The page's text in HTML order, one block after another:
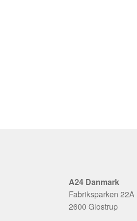
A24 Danmark
Fabriksparken 22A
2600 Glostrup